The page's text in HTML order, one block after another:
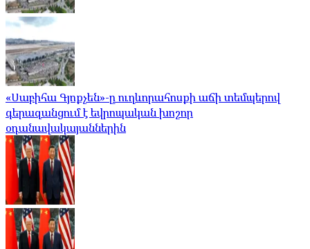
«Սաբիհա Գյոքչեն»-ը ուղևորահոսքի աճի տեմպերով
գերազանցում է եվրոպական խոշոր
օդանավակայաններին